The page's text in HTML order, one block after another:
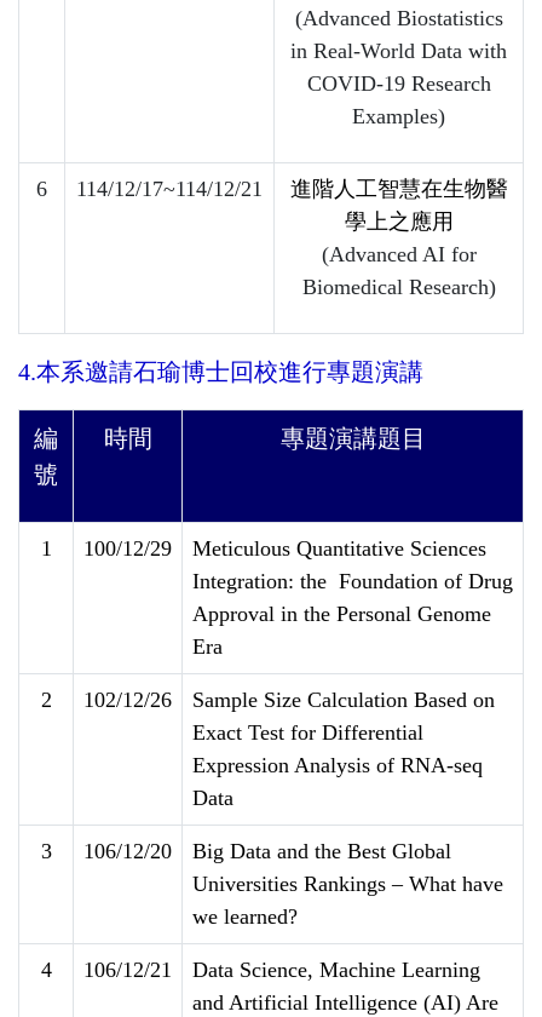
(Advanced Biostatistics
in Real-World Data with
COVID-19 Research
Examples)
6 114/12/17~114/12/21
進階人工智慧在生物醫
學上之應用
(Advanced AI for
Biomedical Research)
4.本系邀請石瑜博士回校進行專題演講
編
號
時間 專題演講題目
1 100/12/29
Meticulous Quantitative Sciences
Integration: the Foundation of Drug
Approval in the Personal Genome
Era
2 102/12/26
Sample Size Calculation Based on
Exact Test for Differential
Expression Analysis of RNA-seq
Data
3 106/12/20
Big Data and the Best Global
Universities Rankings – What have
we learned?
4 106/12/21
Data Science, Machine Learning
and Artificial Intelligence (AI) Are